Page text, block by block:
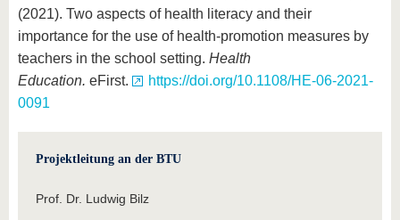
(2021). Two aspects of health literacy and their
importance for the use of health-promotion measures by
teachers in the school setting. Health
Education. eFirst.
https://doi.org/10.1108/HE-06-2021-
0091
Projektleitung an der BTU
Prof. Dr. Ludwig Bilz